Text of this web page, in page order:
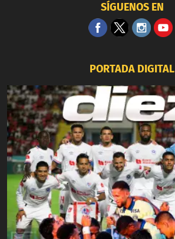
SÍGUENOS EN
PORTADA DIGITAL